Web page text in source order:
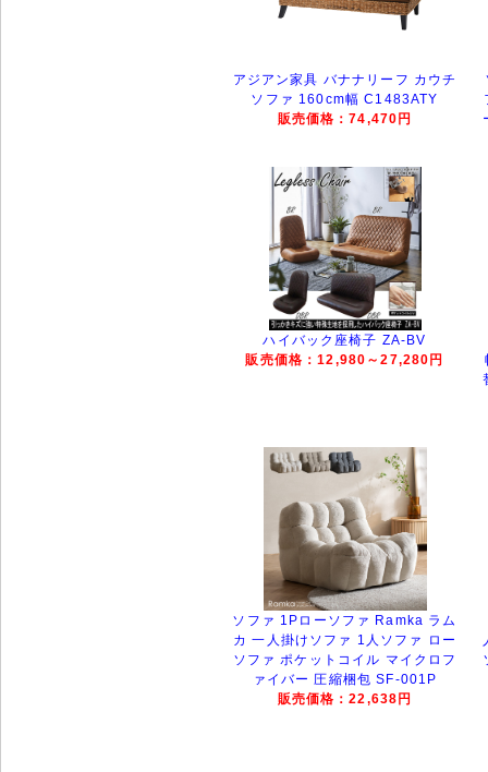
アジアン家具 バナナリーフ カウチ
ソファ 160cm幅 C1483ATY
販売価格：74,470円
ハイバック座椅子 ZA-BV
販売価格：12,980～27,280円
ソファ 1Pローソファ Ramka ラム
カ 一人掛けソファ 1人ソファ ロー
ソファ ポケットコイル マイクロフ
ァイバー 圧縮梱包 SF-001P
販売価格：22,638円